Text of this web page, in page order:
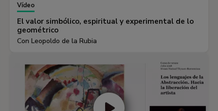
Vídeo
El valor simbólico, espiritual y experimental de lo
geométrico
Con Leopoldo de la Rubia